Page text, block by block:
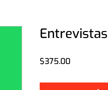
Entrevistas
$375.00Precio